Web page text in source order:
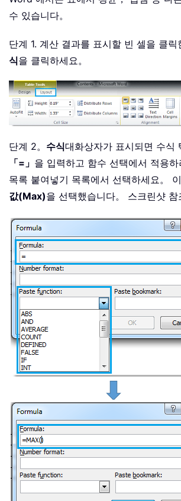
수 있습니다。
단계 1. 계산 결과를 표시할 빈 셀을 클릭
식을 클릭하세요。
단계 2。 수식대화상자가 표시되면 수식
「=」 을 입력하고 함수 선택에서 적용
목록 붙여넣기 목록에서 선택하세요。
값(Max)을 선택했습니다。 스크린샷 참